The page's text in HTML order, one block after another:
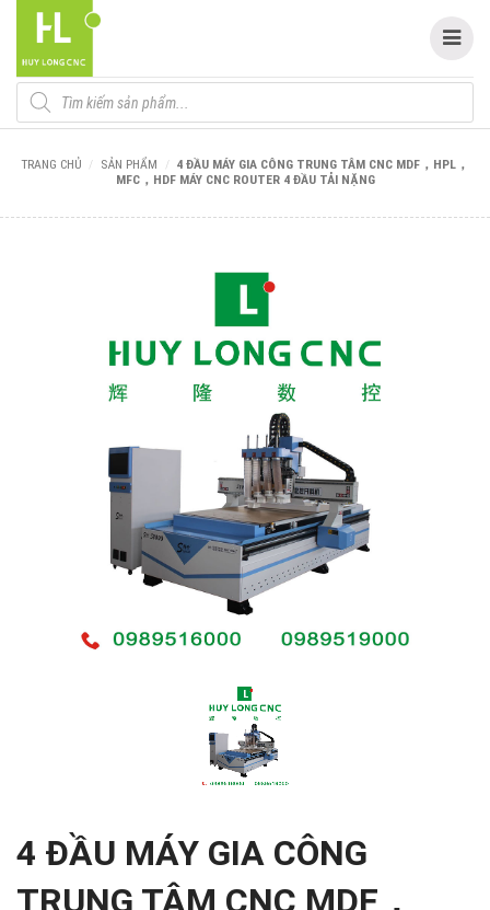
Tìm
kiếm
sản
phẩm
TRANG CHỦ / SẢN PHẨM / 4 ĐẦU MÁY GIA CÔNG TRUNG TÂM CNC MDF，HPL，
MFC，HDF MÁY CNC ROUTER 4 ĐẦU TẢI NẶNG
4 ĐẦU MÁY GIA CÔNG
TRUNG TÂM CNC MDF，